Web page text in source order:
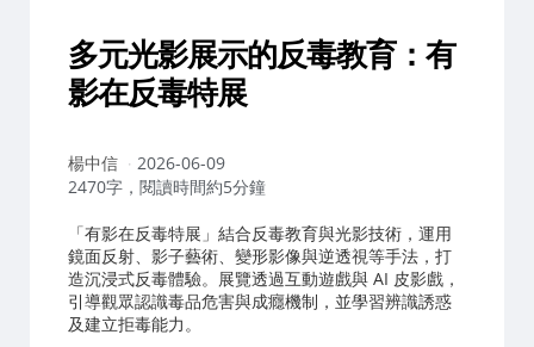
多元光影展示的反毒教育：有
影在反毒特展
作
者：
楊中信
2026-06-09
2470字，閱讀時間約5分鐘
「有影在反毒特展」結合反毒教育與光影技術，運用
鏡面反射、影子藝術、變形影像與逆透視等手法，打
造沉浸式反毒體驗。展覽透過互動遊戲與 AI 皮影戲，
引導觀眾認識毒品危害與成癮機制，並學習辨識誘惑
及建立拒毒能力。